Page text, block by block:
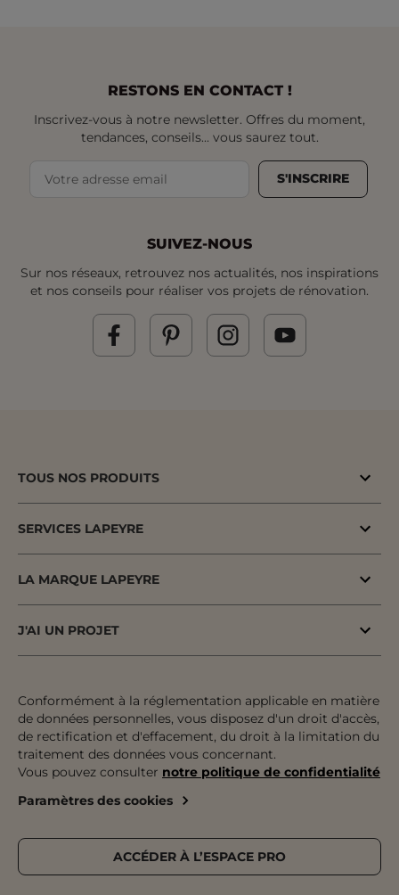
RESTONS EN CONTACT !
Inscrivez-vous à notre newsletter. Offres du moment,
tendances, conseils... vous saurez tout.
S'INSCRIRE
SUIVEZ-NOUS
Sur nos réseaux, retrouvez nos actualités, nos inspirations
et nos conseils pour réaliser vos projets de rénovation.
TOUS NOS PRODUITS
Cuisine & Electroménager
Salle de bains & WC
Escalier, Rampe & Main-courante
Jardin & Extérieur
Revêtement sol & mur
Équipement & Outil
SERVICES LAPEYRE
Conseil à domicile
Conseil en magasin
Financement
Le paiement en plusieurs fois
LA MARQUE LAPEYRE
Engagements pour tous
Développement durable
Recrutement
Devenez franchisé
Nos magasins
J'AI UN PROJET
Inspiration & Tendances
Préparer mon projet
Expertises & Tutoriels
Outils de configuration
Catalogue Lapeyre
Conformément à la réglementation applicable en matière
de données personnelles, vous disposez d'un droit d'accès,
de rectification et d'effacement, du droit à la limitation du
traitement des données vous concernant.
Vous pouvez consulter notre politique de confidentialité
Paramètres des cookies
ACCÉDER À L’ESPACE PRO